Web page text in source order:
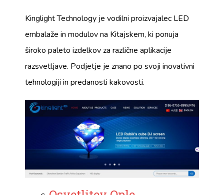
Kinglight Technology je vodilni proizvajalec LED
embalaže in modulov na Kitajskem, ki ponuja
široko paleto izdelkov za različne aplikacije
razsvetljave. Podjetje je znano po svoji inovativni
tehnologiji in predanosti kakovosti.